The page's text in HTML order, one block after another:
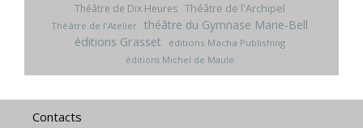
Théâtre de Dix Heures Théâtre de l'Archipel
Théâtre de l'Atelier théâtre du Gymnase Marie-Bell
éditions Grasset
éditions Macha Publishing
éditions Michel de Maule
Contacts